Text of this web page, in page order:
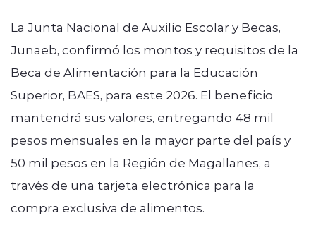
La Junta Nacional de Auxilio Escolar y Becas,
Junaeb, confirmó los montos y requisitos de la
Beca de Alimentación para la Educación
Superior, BAES, para este 2026. El beneficio
mantendrá sus valores, entregando 48 mil
pesos mensuales en la mayor parte del país y
50 mil pesos en la Región de Magallanes, a
través de una tarjeta electrónica para la
compra exclusiva de alimentos.